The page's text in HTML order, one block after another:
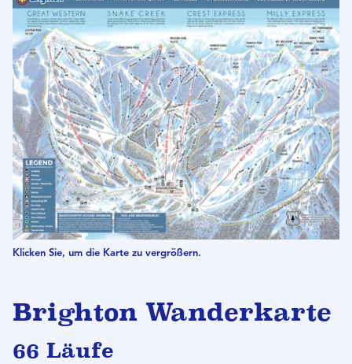
Klicken Sie, um die Karte zu vergrößern.
Brighton Wanderkarte
66 Läufe